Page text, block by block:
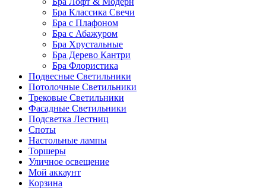
Бра Классика Свечи
Бра с Плафоном
Бра с Абажуром
Бра Хрустальные
Бра Дерево Кантри
Бра Флористика
Подвесные Светильники
Потолочные Светильники
Трековые Светильники
Фасадные Светильники
Подсветка Лестниц
Споты
Настольные лампы
Торшеры
Уличное освещение
Мой аккаунт
Корзина